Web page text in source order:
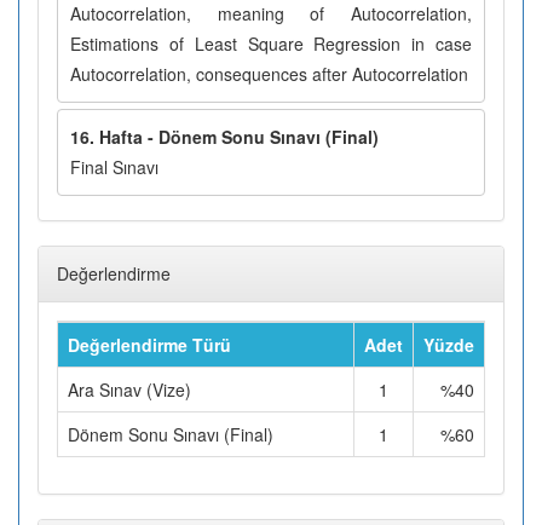
Autocorrelation, meaning of Autocorrelation,
Estimations of Least Square Regression in case
Autocorrelation, consequences after Autocorrelation
16. Hafta - Dönem Sonu Sınavı (Final)
Final Sınavı
Değerlendirme
Değerlendirme Türü Adet
Yüzde
Ara Sınav (Vize)
1
%40
Dönem Sonu Sınavı (Final)
1 %60